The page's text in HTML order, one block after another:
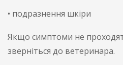
• подразнення шкіри
Якщо симптоми не
зверніться до ветеринара.